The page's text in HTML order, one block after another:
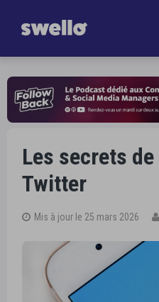
Les secrets
Twitter
Mis à jour le 25 mars 2026